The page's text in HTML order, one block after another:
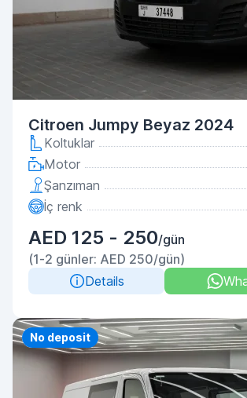
Citroen Jumpy Beyaz 2024
Koltuklar
Motor
Şanzıman
İç renk
AED 125 - 250/gün
(1-2 günler: AED 250/gün)
Details
Priority
No deposit